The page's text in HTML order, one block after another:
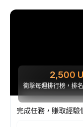
2,500
衝擊每週排行榜，排
完成任務，賺取經驗